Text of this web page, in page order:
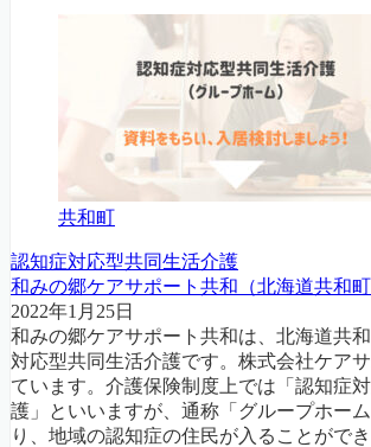
共和町
認知症対応型共同生活介護
和みの郷ケアサポート共和（北海道共和町
2022年1月25日
和みの郷ケアサポート共和は、北海道共
対応型共同生活介護です。株式会社ケア
ています。介護保険制度上では「認知症
護」といいますが、通称「グループホー
り、地域の認知症の住民が入ることがで